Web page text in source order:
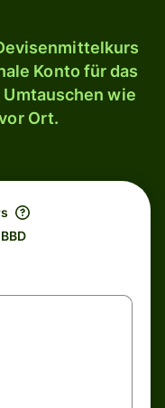
Konto für das
wie
Ort.